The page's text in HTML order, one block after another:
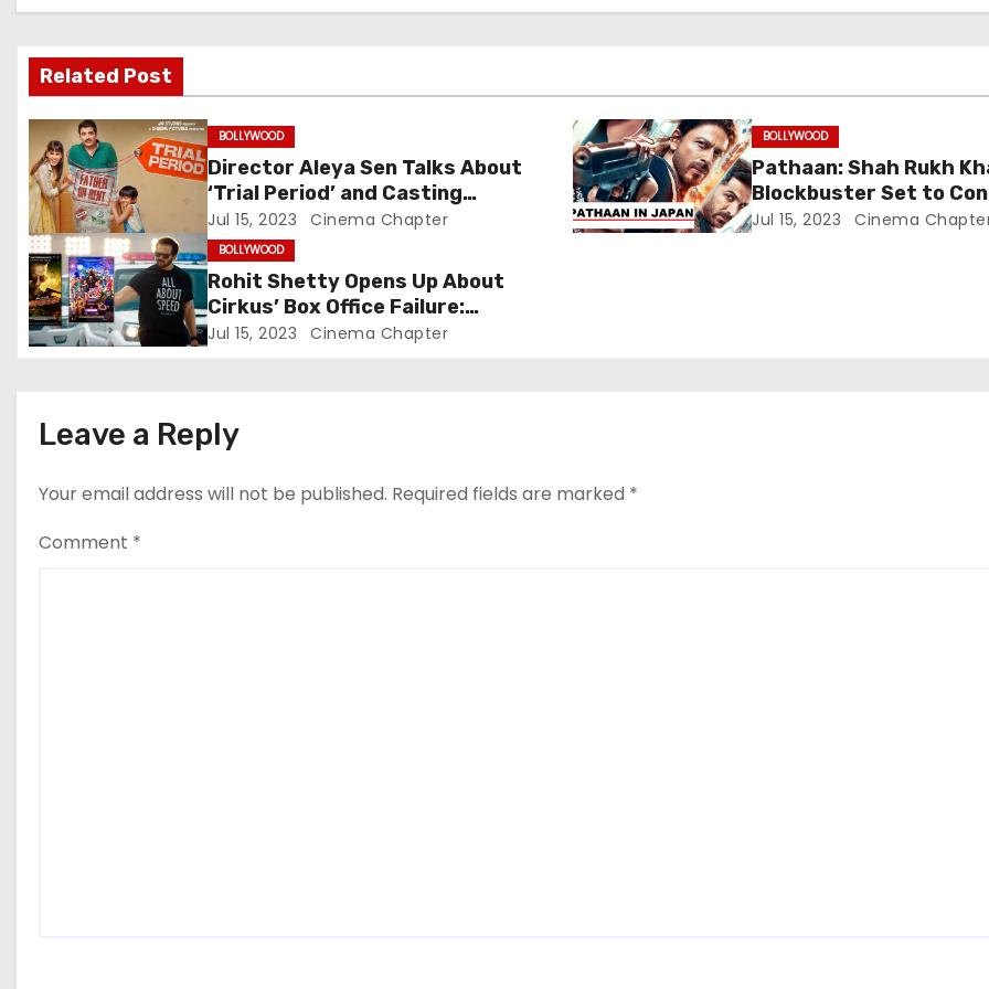
a
v
i
g
a
t
i
o
Related Post
BOLLYWOOD
Director Aleya Sen Talks About
‘Trial Period’ and Casting
Choices for the Unconventional
Family Drama Starring Genelia
Deshmukh
Jul 15, 2023 Cinema Chapter
BOLLYWOOD
Pathaan: Shah Rukh
Blockbuster Set to
Japanese Box Office,
Jul 15, 2023 Cinema
BOLLYWOOD
Rohit Shetty Opens Up About
Cirkus’ Box Office Failure:
Embracing Accountability in
Jul 15, 2023 Cinema Chapter
Leave a Reply
Your email address will not be published. Required fields are marked *
Comment *